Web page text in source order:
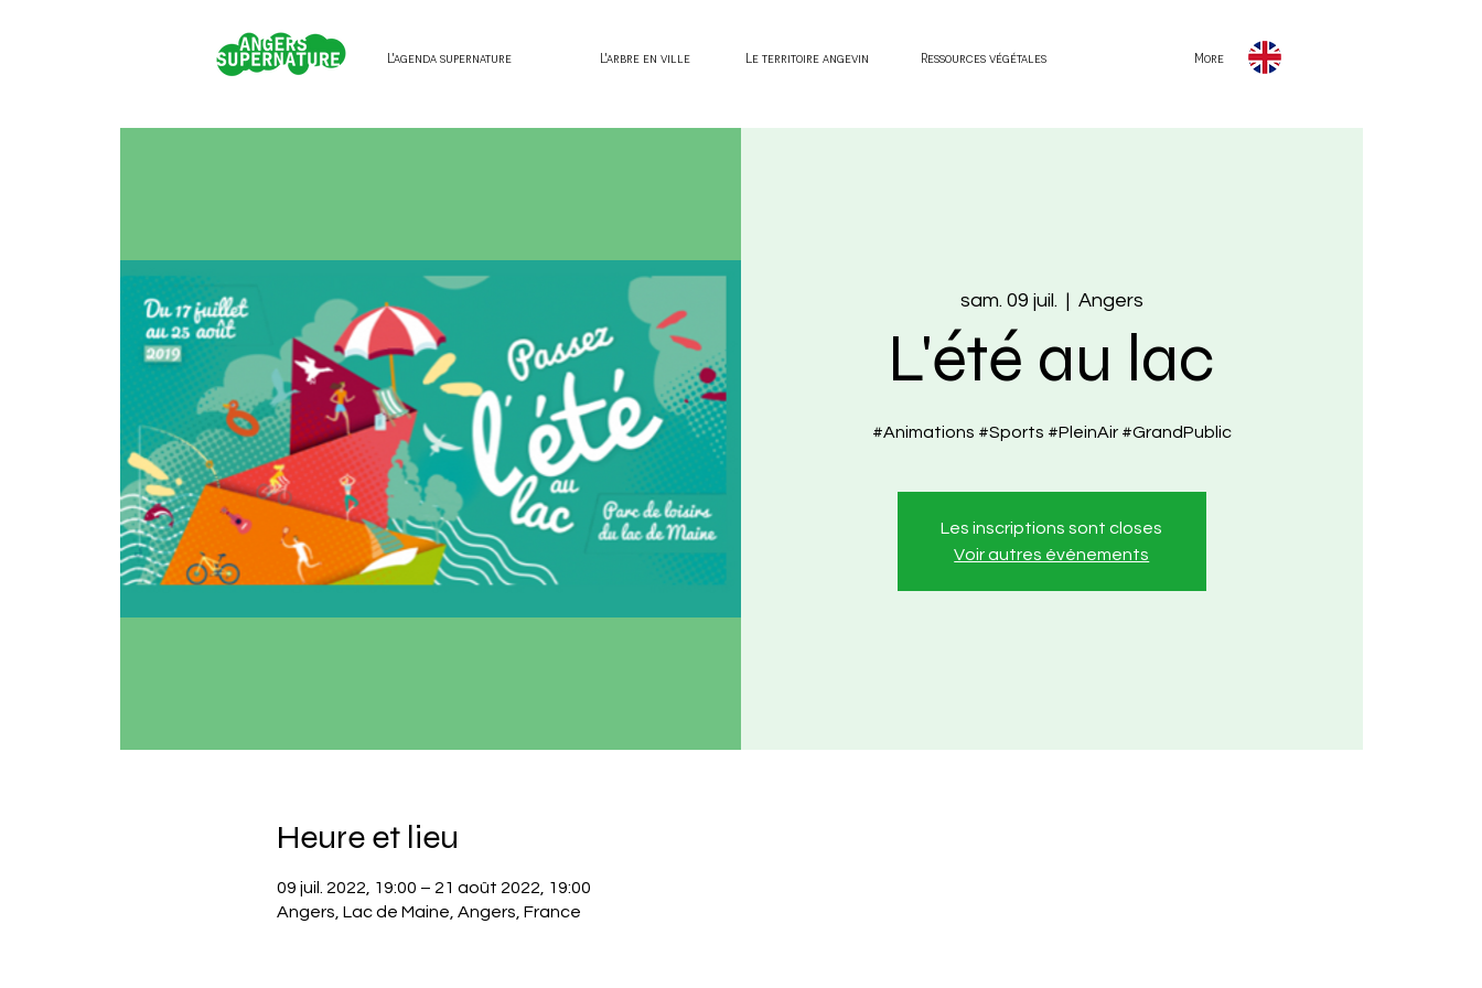
L'agenda supernature L'arbre en ville Le territoire angevin Ressources végétales More
sam. 09 juil.
  |
Angers
L'été au lac
#Animations #Sports #PleinAir #GrandPublic
Les inscriptions sont closes
Voir autres événements
Heure et lieu
09 juil. 2022, 19:00 – 21 août 2022, 19:00
Angers, Lac de Maine, Angers, France